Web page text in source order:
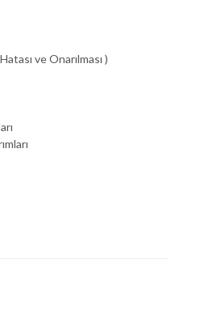
ve Onarılması )